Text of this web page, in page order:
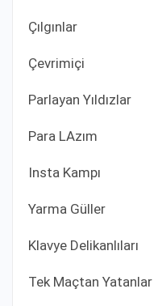
Çılgınlar
Çevrimiçi
Parlayan Yıldızlar
Para LAzım
Insta Kampı
Yarma Güller
Klavye Delikanlıları
Tek Maçtan Yatanlar